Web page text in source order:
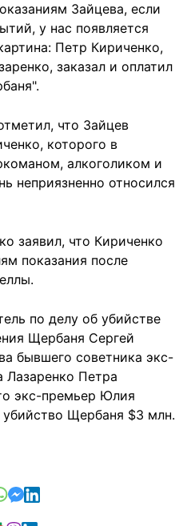
Зайцева, если
у нас появляется
Петр Кириченко,
заказал и оплатил
что Зайцев
которого в
алкоголиком и
неприязненно относился
заявил, что Кириченко
показания после
по делу об убийстве
Щербаня Сергей
бывшего советника экс-
Лазаренко Петра
экс-премьер Юлия
Щербаня $3 млн.
в Telegram
в Facebook
в Xв Viber
отправить в Whatsapp
отправить в Messenger
отправить в LinkedIn